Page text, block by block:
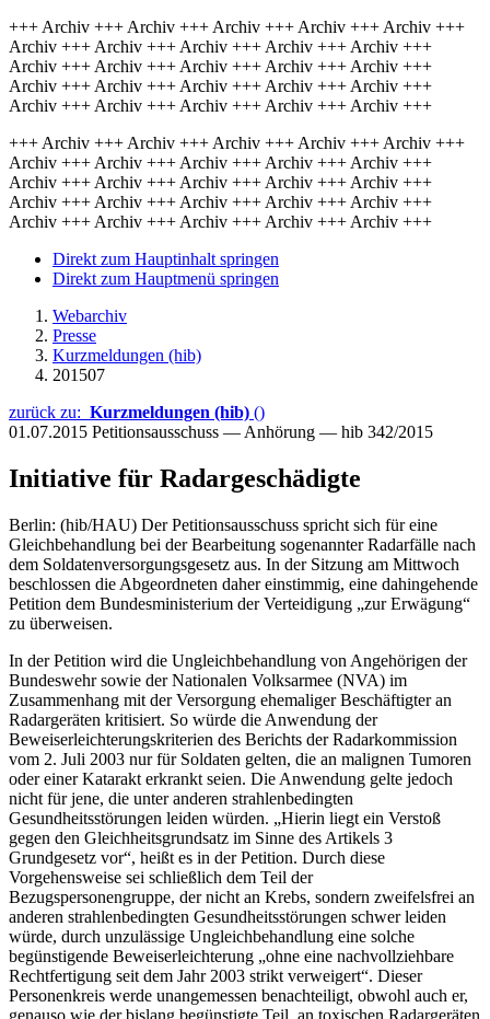
+++ Archiv +++ Archiv +++ Archiv +++ Archiv +++ Archiv +++
Archiv +++ Archiv +++ Archiv +++ Archiv +++ Archiv +++
Archiv +++ Archiv +++ Archiv +++ Archiv +++ Archiv +++
Archiv +++ Archiv +++ Archiv +++ Archiv +++ Archiv +++
Archiv +++ Archiv +++ Archiv +++ Archiv +++ Archiv +++
+++ Archiv +++ Archiv +++ Archiv +++ Archiv +++ Archiv +++
Archiv +++ Archiv +++ Archiv +++ Archiv +++ Archiv +++
Archiv +++ Archiv +++ Archiv +++ Archiv +++ Archiv +++
Archiv +++ Archiv +++ Archiv +++ Archiv +++ Archiv +++
Archiv +++ Archiv +++ Archiv +++ Archiv +++ Archiv +++
Direkt zum Hauptinhalt springen
Direkt zum Hauptmenü springen
Webarchiv
Presse
Kurzmeldungen (hib)
201507
zurück zu: Kurzmeldungen (hib) ()
01.07.2015 Petitionsausschuss — Anhörung — hib 342/2015
Initiative für Radargeschädigte
Berlin: (hib/HAU) Der Petitionsausschuss spricht sich für eine
Gleichbehandlung bei der Bearbeitung sogenannter Radarfälle nach
dem Soldatenversorgungsgesetz aus. In der Sitzung am Mittwoch
beschlossen die Abgeordneten daher einstimmig, eine dahingehende
Petition dem Bundesministerium der Verteidigung „zur Erwägung“
zu überweisen.
In der Petition wird die Ungleichbehandlung von Angehörigen der
Bundeswehr sowie der Nationalen Volksarmee (NVA) im
Zusammenhang mit der Versorgung ehemaliger Beschäftigter an
Radargeräten kritisiert. So würde die Anwendung der
Beweiserleichterungskriterien des Berichts der Radarkommission
vom 2. Juli 2003 nur für Soldaten gelten, die an malignen Tumoren
oder einer Katarakt erkrankt seien. Die Anwendung gelte jedoch
nicht für jene, die unter anderen strahlenbedingten
Gesundheitsstörungen leiden würden. „Hierin liegt ein Verstoß
gegen den Gleichheitsgrundsatz im Sinne des Artikels 3
Grundgesetz vor“, heißt es in der Petition. Durch diese
Vorgehensweise sei schließlich dem Teil der
Bezugspersonengruppe, der nicht an Krebs, sondern zweifelsfrei an
anderen strahlenbedingten Gesundheitsstörungen schwer leiden
würde, durch unzulässige Ungleichbehandlung eine solche
begünstigende Beweiserleichterung „ohne eine nachvollziehbare
Rechtfertigung seit dem Jahr 2003 strikt verweigert“. Dieser
Personenkreis werde unangemessen benachteiligt, obwohl auch er,
genauso wie der bislang begünstigte Teil, an toxischen Radargeräten